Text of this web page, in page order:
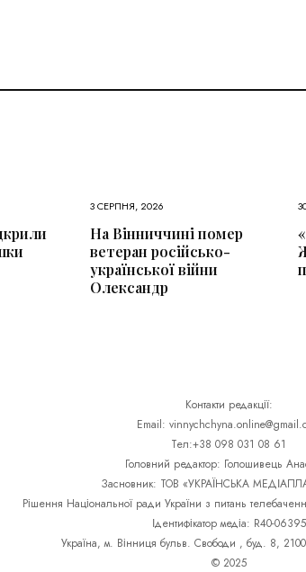
3 СЕРПНЯ, 2026
На Вінниччині помер
ветеран російсько-
української війни
Олександр
Контакти редакції:
Email:
Тел:+38 098 031 08 61
Головний редактор: Голошивець
Засновник: ТОВ «УКРАЇНСЬКА
Рішення Національної ради України з питань
Ідентифікатор медіа: R40-06395
Україна, м. Вінниця бульв. Свободи , буд. 8,
© 2025